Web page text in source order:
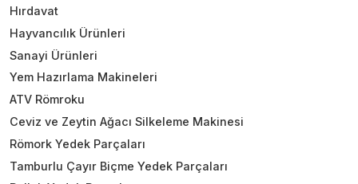
Hırdavat
Hayvancılık Ürünleri
Sanayi Ürünleri
Yem Hazırlama Makineleri
ATV Römroku
Ceviz ve Zeytin Ağacı Silkeleme Makinesi
Römork Yedek Parçaları
Tamburlu Çayır Biçme Yedek Parçaları